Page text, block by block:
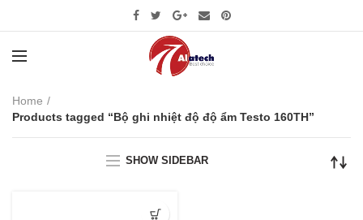
Home
Products tagged “Bộ ghi nhiệt độ độ ẩm Testo 160TH”
SHOW SIDEBAR